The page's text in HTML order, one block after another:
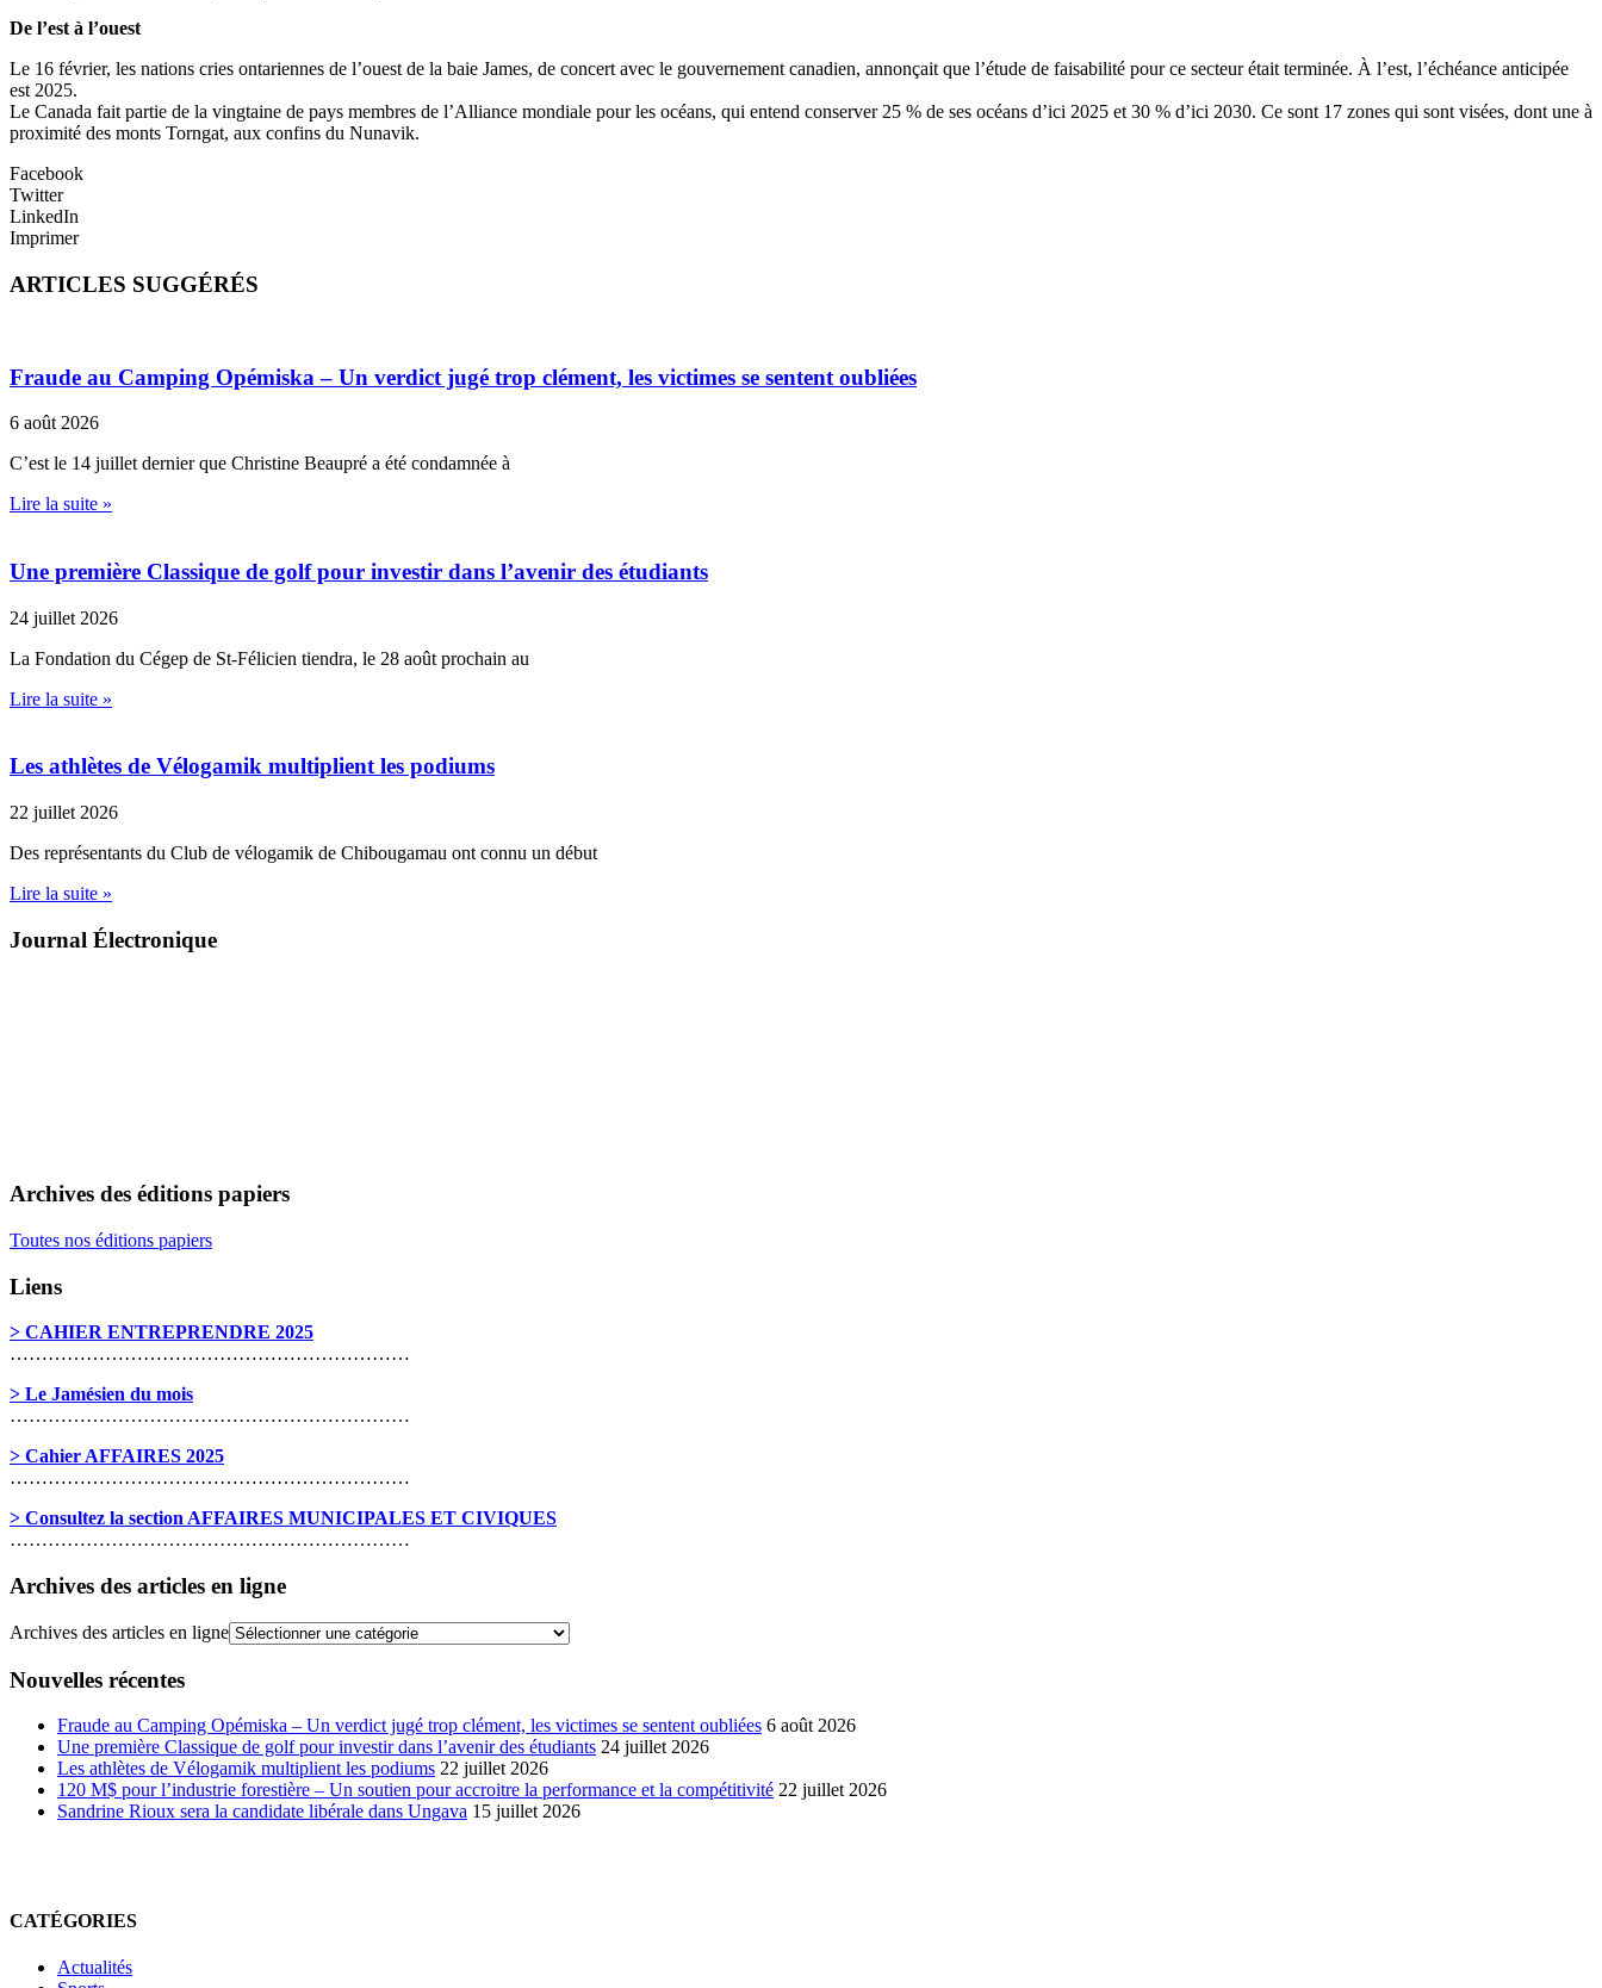
De l’est à l’ouest
Le 16 février, les nations cries ontariennes de l’ouest de la baie James, de concert avec le gouvernement canadien, annonçait que l’étude de faisabilité pour ce secteur était terminée. À l’est, l’échéance anticipée
est 2025.
Le Canada fait partie de la vingtaine de pays membres de l’Alliance mondiale pour les océans, qui entend conserver 25 % de ses océans d’ici 2025 et 30 % d’ici 2030. Ce sont 17 zones qui sont visées, dont une à
proximité des monts Torngat, aux confins du Nunavik.
Facebook
Twitter
LinkedIn
Imprimer
ARTICLES SUGGÉRÉS
Fraude au Camping Opémiska – Un verdict jugé trop clément, les victimes se sentent oubliées
6 août 2026
C’est le 14 juillet dernier que Christine Beaupré a été condamnée à
Lire la suite »
Une première Classique de golf pour investir dans l’avenir des étudiants
24 juillet 2026
La Fondation du Cégep de St-Félicien tiendra, le 28 août prochain au
Lire la suite »
Les athlètes de Vélogamik multiplient les podiums
22 juillet 2026
Des représentants du Club de vélogamik de Chibougamau ont connu un début
Lire la suite »
Journal Électronique
Archives des éditions papiers
Toutes nos éditions papiers
Liens
> CAHIER ENTREPRENDRE 2025
………………………………………………………
> Le Jamésien du mois
………………………………………………………
> Cahier AFFAIRES 2025
………………………………………………………
> Consultez la section AFFAIRES MUNICIPALES ET CIVIQUES
………………………………………………………
Archives des articles en ligne
Archives des articles en ligne
Nouvelles récentes
Fraude au Camping Opémiska – Un verdict jugé trop clément, les victimes se sentent oubliées 6 août 2026
Une première Classique de golf pour investir dans l’avenir des étudiants 24 juillet 2026
Les athlètes de Vélogamik multiplient les podiums 22 juillet 2026
120 M$ pour l’industrie forestière – Un soutien pour accroitre la performance et la compétitivité 22 juillet 2026
Sandrine Rioux sera la candidate libérale dans Ungava 15 juillet 2026
CATÉGORIES
Actualités